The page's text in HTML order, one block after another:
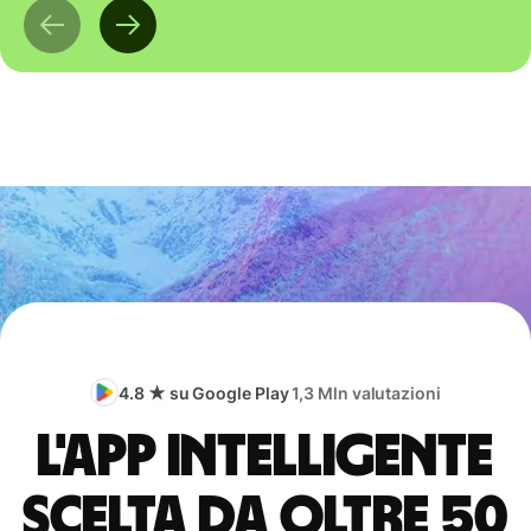
4.8 ★ su Google Play1,3 Mln valutazioni
L'app intelligente
scelta da oltre 50